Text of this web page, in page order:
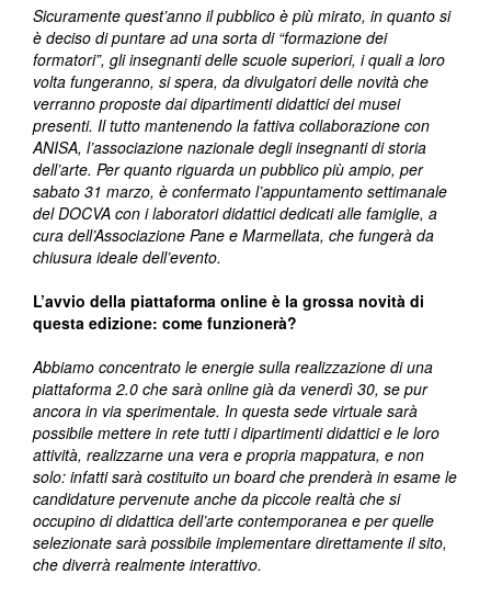
Sicuramente quest’anno il pubblico è più mirato, in quanto si
è deciso di puntare ad una sorta di “formazione dei
formatori”, gli insegnanti delle scuole superiori, i quali a loro
volta fungeranno, si spera, da divulgatori delle novità che
verranno proposte dai dipartimenti didattici dei musei
presenti. Il tutto mantenendo la fattiva collaborazione con
ANISA, l’associazione nazionale degli insegnanti di storia
dell’arte. Per quanto riguarda un pubblico più ampio, per
sabato 31 marzo, è confermato l’appuntamento settimanale
del DOCVA con i laboratori didattici dedicati alle famiglie, a
cura dell’Associazione Pane e Marmellata, che fungerà da
chiusura ideale dell’evento.
L’avvio della piattaforma online è la grossa novità di
questa edizione: come funzionerà?
Abbiamo concentrato le energie sulla realizzazione di una
piattaforma 2.0 che sarà online già da venerdì 30, se pur
ancora in via sperimentale. In questa sede virtuale sarà
possibile mettere in rete tutti i dipartimenti didattici e le loro
attività, realizzarne una vera e propria mappatura, e non
solo: infatti sarà costituito un board che prenderà in esame le
candidature pervenute anche da piccole realtà che si
occupino di didattica dell’arte contemporanea e per quelle
selezionate sarà possibile implementare direttamente il sito,
che diverrà realmente interattivo.